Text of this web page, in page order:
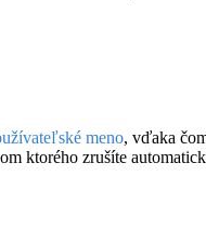
meno, vďaka
ktorého zrušíte